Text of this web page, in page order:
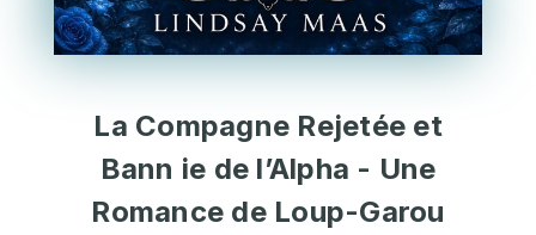
La Compagne Rejetée et
Bann ie de l’Alpha - Une
Romance de Loup-Garou